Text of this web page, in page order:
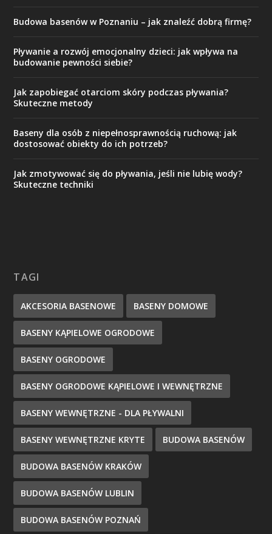
Budowa basenów w Poznaniu – jak znaleźć dobrą firmę?
Pływanie a rozwój emocjonalny dzieci: jak wpływa na
budowanie pewności siebie?
Jak zapobiegać otarciom skóry podczas pływania?
Skuteczne metody
Baseny dla osób z niepełnosprawnością ruchową: jak
dostosować obiekty do ich potrzeb?
Jak zmotywować się do pływania, jeśli nie lubię wody?
Skuteczne techniki
TAGI
AKCESORIA BASENOWE BASENY DOMOWE
BASENY KĄPIELOWE OGRODOWE
BASENY OGRODOWE
BASENY OGRODOWE KĄPIELOWE I WEWNĘTRZNE
BASENY WEWNĘTRZNE - DLA PŁYWALNI
BASENY WEWNĘTRZNE KRYTE BUDOWA BASENÓW
BUDOWA BASENÓW KRAKÓW
BUDOWA BASENÓW LUBLIN
BUDOWA BASENÓW POZNAŃ